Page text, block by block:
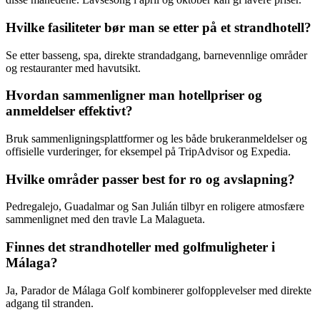
Hvilke fasiliteter bør man se etter på et strandhotell?
Se etter basseng, spa, direkte strandadgang, barnevennlige områder
og restauranter med havutsikt.
Hvordan sammenligner man hotellpriser og
anmeldelser effektivt?
Bruk sammenligningsplattformer og les både brukeranmeldelser og
offisielle vurderinger, for eksempel på TripAdvisor og Expedia.
Hvilke områder passer best for ro og avslapning?
Pedregalejo, Guadalmar og San Julián tilbyr en roligere atmosfære
sammenlignet med den travle La Malagueta.
Finnes det strandhoteller med golfmuligheter i
Málaga?
Ja, Parador de Málaga Golf kombinerer golfopplevelser med direkte
adgang til stranden.